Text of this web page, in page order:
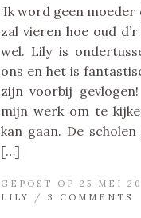
‘Ik word geen
zal vieren hoe oud d’r
wel. Lily is
ons en het is
zijn voorbij
mijn werk om te
kan gaan. De
[…]
GEPOST OP 25 MEI
LILY
/ 3 COMMENTS